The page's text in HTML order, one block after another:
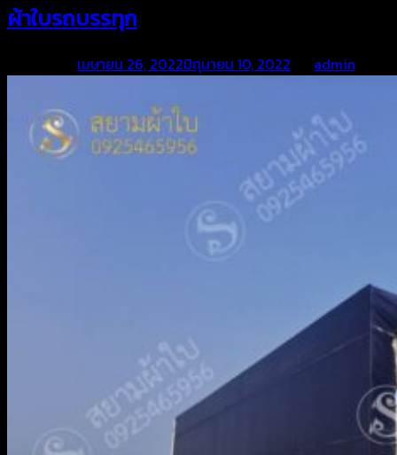
ผ้าใบรถบรรทุก
เมษายน 26, 2022มิถุนายน 10, 2022 admin